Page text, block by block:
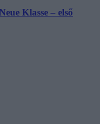
Klasse – első